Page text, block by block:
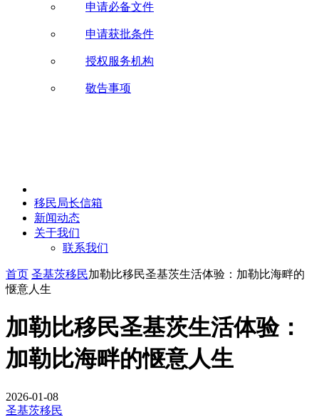
申请必备文件
申请获批条件
授权服务机构
敬告事项
移民局长信箱
新闻动态
关于我们
联系我们
首页 圣基茨移民加勒比移民圣基茨生活体验：加勒比海畔的
惬意人生
加勒比移民圣基茨生活体验：
加勒比海畔的惬意人生
2026-01-08
圣基茨移民